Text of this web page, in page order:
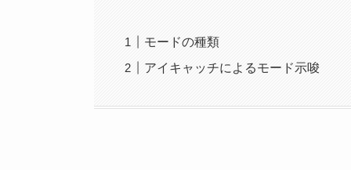
モードの種類
アイキャッチによるモード示唆